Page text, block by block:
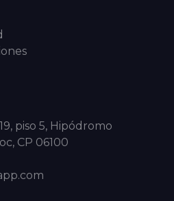
piso 5, Hipódromo
CP 06100